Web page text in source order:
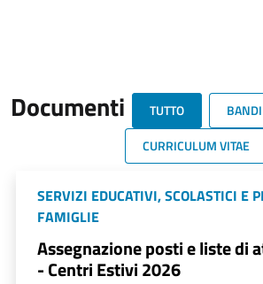
Documenti TUTTO
BANDI
CURRICULUM VITAE
SERVIZI EDUCATIVI, SCOLASTICI E
FAMIGLIE
Assegnazione posti e liste di
- Centri Estivi 2026